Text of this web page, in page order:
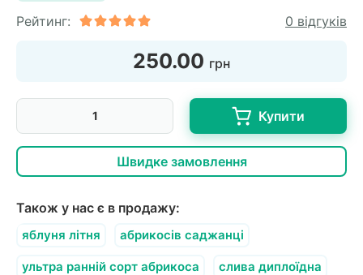
(агротканини)
Рейтинг:
0 відгуків
250.00 грн
Купити
Швидке замовлення
Також у нас є в продажу:
яблуня літня абрикосів саджанці
ультра ранній сорт абрикоса слива диплоїдна